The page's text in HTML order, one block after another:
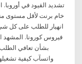
تشديد القيود في أوروبا.
انهيار للطلب على كل
فيروس كورونا.
بشأن تعافي الطلب
واتسآب كيفية